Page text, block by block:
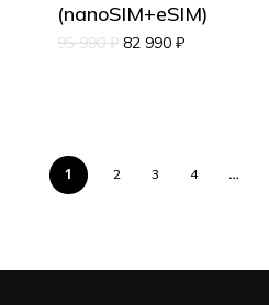
(nanoSIM+eSIM)
95 990₽ 82 990 ₽
1 2 3 4 …